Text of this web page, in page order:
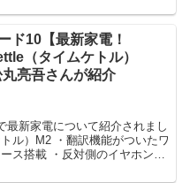
ド10【最新家電！
（タイムケトル）
丸亮吾さんが紹介
最新家電について紹介されまし
ル）M2 ・翻訳機能がついたワ
ス搭載 ・反対側のイヤホンで